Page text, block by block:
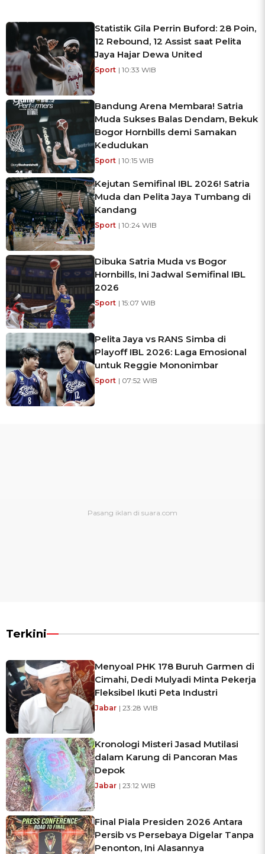
Statistik Gila Perrin Buford: 28 Poin,
12 Rebound, 12 Assist saat Pelita
Jaya Hajar Dewa United
Sport | 10:33 WIB
Bandung Arena Membara! Satria
Muda Sukses Balas Dendam, Bekuk
Bogor Hornbills demi Samakan
Kedudukan
Sport | 10:15 WIB
Kejutan Semifinal IBL 2026! Satria
Muda dan Pelita Jaya Tumbang di
Kandang
Sport | 10:24 WIB
Dibuka Satria Muda vs Bogor
Hornbills, Ini Jadwal Semifinal IBL
2026
Sport | 15:07 WIB
Pelita Jaya vs RANS Simba di
Playoff IBL 2026: Laga Emosional
untuk Reggie Mononimbar
Sport | 07:52 WIB
Terkini
Menyoal PHK 178 Buruh Garmen di
Cimahi, Dedi Mulyadi Minta Pekerja
Fleksibel Ikuti Peta Industri
Jabar | 23:28 WIB
Kronologi Misteri Jasad Mutilasi
dalam Karung di Pancoran Mas
Depok
Jabar | 23:12 WIB
Final Piala Presiden 2026 Antara
Persib vs Persebaya Digelar Tanpa
Penonton, Ini Alasannya